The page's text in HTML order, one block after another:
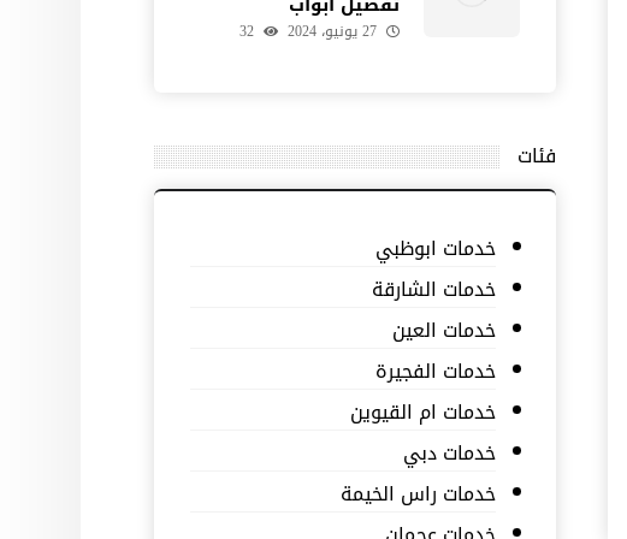
27 يونيو، 2024 32
فئات
خدمات ابوظبي
خدمات الشارقة
خدمات العين
خدمات الفجيرة
خدمات ام القيوين
خدمات دبي
خدمات راس الخيمة